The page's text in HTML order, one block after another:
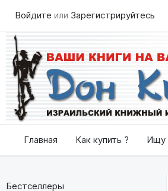
Войдите или Зарегистрируйтесь
Главная Как купить ? Ищу
Бестселлеры